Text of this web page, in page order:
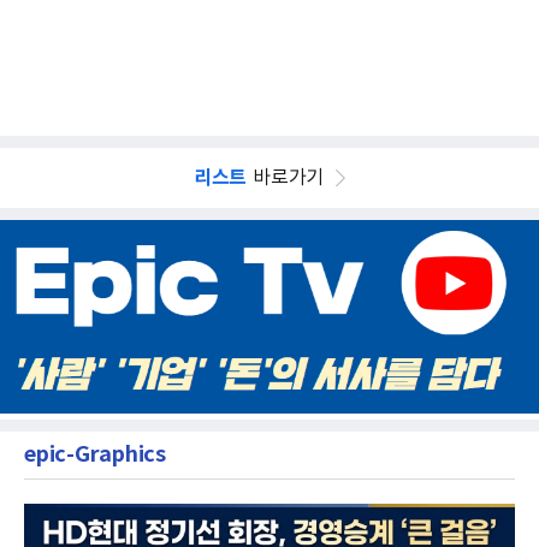
리스트 바로가기
epic-Graphics